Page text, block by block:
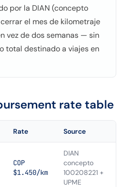
por la DIAN (concepto
el mes de kilometraje
vez de dos semanas — sin
total destinado a viajes en
rate table
Rate Source
COP
$1.450/km
DIAN
concepto
100208221 +
UPME